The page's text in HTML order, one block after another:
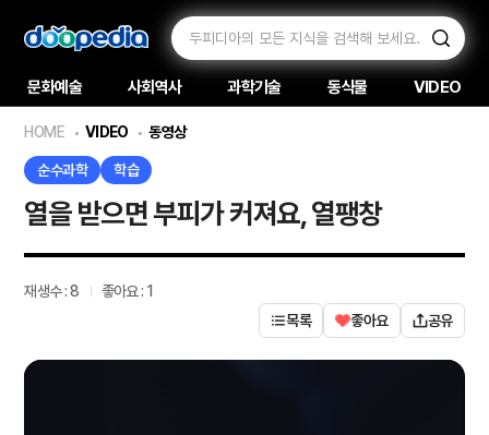
문화예술 사회역사 과학기술 동식물 VIDEO
HOME VIDEO 동영상
순수과학 학습
열을 받으면 부피가 커져요, 열팽창
재생수 :8
좋아요 : 1
목록
좋아요 공유